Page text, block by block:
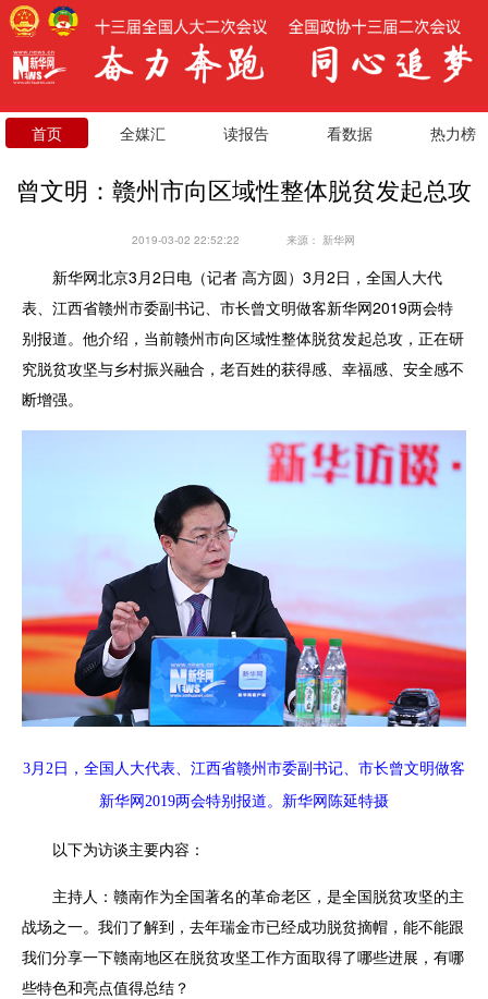
首页 全媒汇 读报告 看数据 热力榜
曾文明：赣州市向区域性整体脱贫发起总攻
2019-03-02 22:52:22 来源：新华网
新华网北京3月2日电（记者 高方圆）3月2日，全国人大代
表、江西省赣州市委副书记、市长曾文明做客新华网2019两会特
别报道。他介绍，当前赣州市向区域性整体脱贫发起总攻，正在研
究脱贫攻坚与乡村振兴融合，老百姓的获得感、幸福感、安全感不
断增强。
3月2日，全国人大代表、江西省赣州市委副书记、市长曾文明做客
新华网2019两会特别报道。新华网陈延特摄
以下为访谈主要内容：
主持人：赣南作为全国著名的革命老区，是全国脱贫攻坚的主
战场之一。我们了解到，去年瑞金市已经成功脱贫摘帽，能不能跟
我们分享一下赣南地区在脱贫攻坚工作方面取得了哪些进展，有哪
些特色和亮点值得总结？